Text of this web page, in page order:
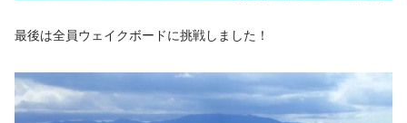
最後は全員ウェイクボードに挑戦しました！